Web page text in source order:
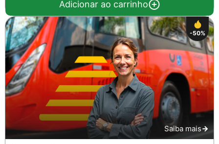
Adicionar ao carrinho
-50%
Saiba mais